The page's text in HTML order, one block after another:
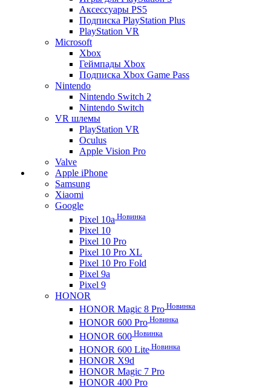
Аксессуары PS5
Подписка PlayStation Plus
PlayStation VR
Microsoft
Xbox
Геймпады Xbox
Подписка Xbox Game Pass
Nintendo
Nintendo Switch 2
Nintendo Switch
VR шлемы
PlayStation VR
Oculus
Apple Vision Pro
Valve
Apple iPhone
Samsung
Xiaomi
Google
Pixel 10a Новинка
Pixel 10
Pixel 10 Pro
Pixel 10 Pro XL
Pixel 10 Pro Fold
Pixel 9a
Pixel 9
HONOR
HONOR Magic 8 Pro Новинка
HONOR 600 Pro Новинка
HONOR 600 Новинка
HONOR 600 Lite Новинка
HONOR X9d
HONOR Magic 7 Pro
HONOR 400 Pro